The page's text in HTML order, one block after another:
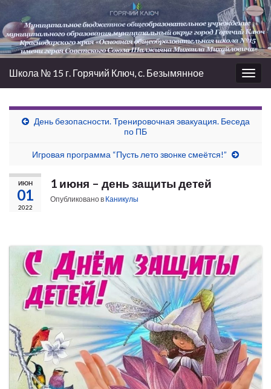
Вкл/
выкл
Школа № 15 г. Горячий Ключ, с. Безымянное
День безопасности. Тренировочная эвакуация. Беседа
по ПБ
Игровая программа “Пусть лето звонке смеётся!”
ИЮН
01
2022
1 июня – день защиты детей
Опубликовано в Каникулы